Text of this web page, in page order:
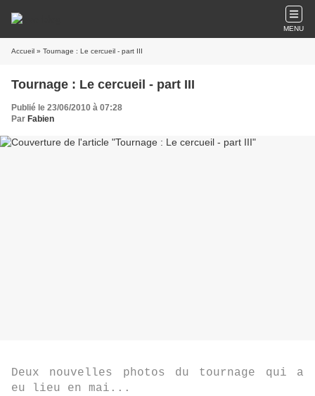
MENU
Accueil » Tournage : Le cercueil - part III
Tournage : Le cercueil - part III
Publié le 23/06/2010 à 07:28
Par Fabien
Deux nouvelles photos du tournage qui a
eu lieu en mai...